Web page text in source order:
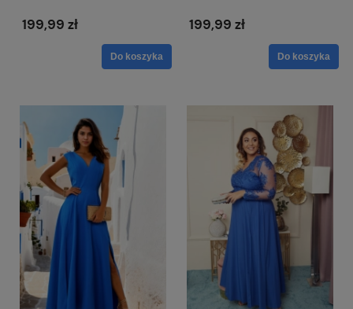
ramionami
199,99 zł
Do koszyka
ramionami
199,99 zł
Do koszyka